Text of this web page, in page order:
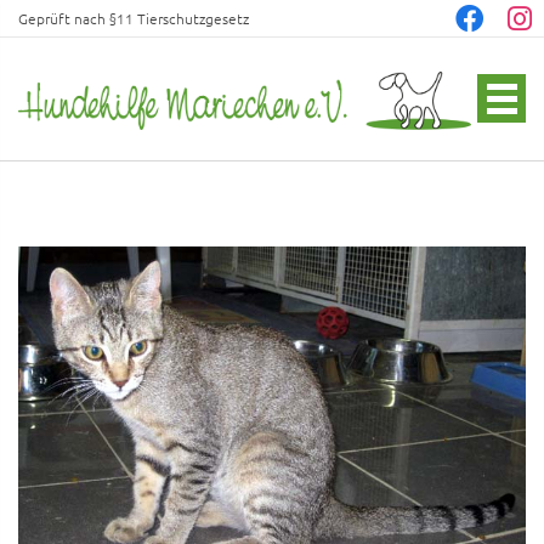
Geprüft nach §11 Tierschutzgesetz